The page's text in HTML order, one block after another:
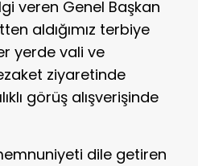
veren Genel Başkan
aldığımız terbiye
yerde vali ve
ziyaretinde
görüş alışverişinde
dile getiren